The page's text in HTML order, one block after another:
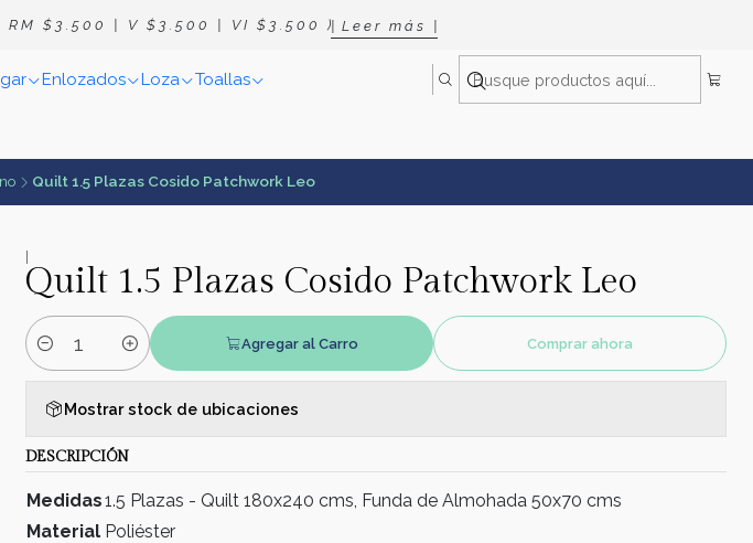
Enlozados Loza Toallas
R M $ 3 . 5 0 0 | V $ 3 . 5 0 0 | V I $ 3 . 5 0 0 )| L e e r m á s |
Quilt 1.5 Plazas Cosido Patchwork Leo
|
Quilt 1.5 Plazas Cosido Patchwork Leo
Cantidad
Agregar al Carro Comprar ahora
Mostrar stock de ubicaciones
DESCRIPCIÓN
Medidas1.5 Plazas - Quilt 180x240 cms, Funda de Almohada 50x70 cms
Material Poliéster